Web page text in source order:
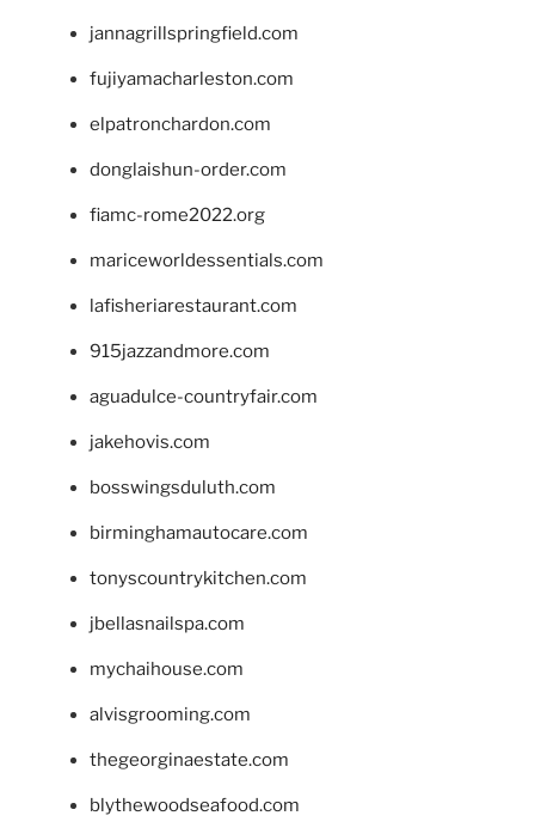
jannagrillspringfield.com
fujiyamacharleston.com
elpatronchardon.com
donglaishun-order.com
fiamc-rome2022.org
mariceworldessentials.com
lafisheriarestaurant.com
915jazzandmore.com
aguadulce-countryfair.com
jakehovis.com
bosswingsduluth.com
birminghamautocare.com
tonyscountrykitchen.com
jbellasnailspa.com
mychaihouse.com
alvisgrooming.com
thegeorginaestate.com
blythewoodseafood.com